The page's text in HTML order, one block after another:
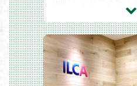
■クラウド開発環境で
GCP、Azureなど）
■コードレビューの経
■ネットワークの知識
・C＆E感謝の集い（
入社した社員（クリ
ア）を集めて交流パ
す）
・全国40カ所にある
ン、スポーツ施設な
・クラブオフ制度（
旅行や飲食店の大幅
【働き方改革】
エクストリームは働
て、休日休暇、各種福
度を策定し、ワーク
た環境を整えていま
育休取得・復帰を応
て長く働きたい方に
ズといったタイトル
材の育成も進めていま
KONAMIのゲームを
スポーツイベントの
までをお任せします。
社内外の関係者との
ら、KONAMI eスポ